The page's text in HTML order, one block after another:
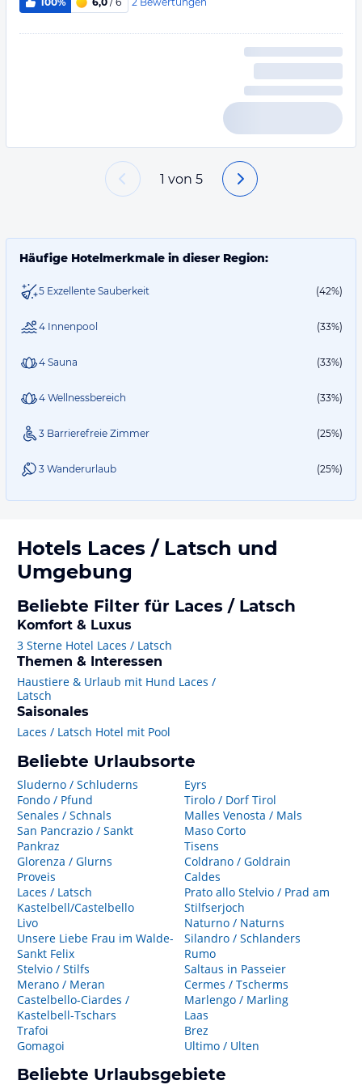
1 von 5
Häufige Hotelmerkmale in dieser Region:
5 Exzellente Sauberkeit (42%)
4 Innenpool (33%)
4 Sauna (33%)
4 Wellnessbereich (33%)
3 Barrierefreie Zimmer (25%)
3 Wanderurlaub (25%)
Hotels Laces / Latsch und
Umgebung
Beliebte Filter für Laces / Latsch
Komfort & Luxus
3 Sterne Hotel Laces / Latsch
Themen & Interessen
Haustiere & Urlaub mit Hund Laces /
Latsch
Saisonales
Laces / Latsch Hotel mit Pool
Beliebte Urlaubsorte
Sluderno / Schluderns
Fondo / Pfund
Senales / Schnals
San Pancrazio / Sankt
Pankraz
Glorenza / Glurns
Proveis
Laces / Latsch
Kastelbell/Castelbello
Livo
Unsere Liebe Frau im Walde-
Sankt Felix
Stelvio / Stilfs
Merano / Meran
Castelbello-Ciardes /
Kastelbell-Tschars
Trafoi
Gomagoi
Eyrs
Tirolo / Dorf Tirol
Malles Venosta / Mals
Maso Corto
Tisens
Coldrano / Goldrain
Caldes
Prato allo Stelvio / Prad am
Stilfserjoch
Naturno / Naturns
Silandro / Schlanders
Rumo
Saltaus in Passeier
Cermes / Tscherms
Marlengo / Marling
Laas
Brez
Ultimo / Ulten
Beliebte Urlaubsgebiete